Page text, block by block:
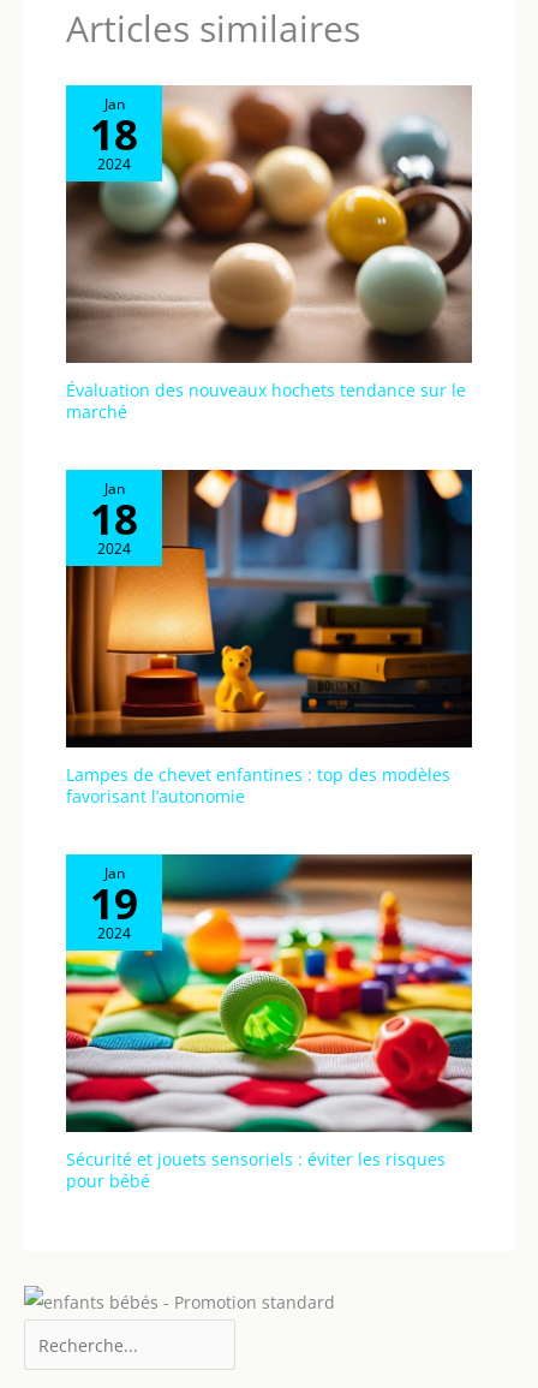
Articles similaires
Jan
18
2024
Évaluation des nouveaux hochets tendance sur le
marché
Jan
18
2024
Lampes de chevet enfantines : top des modèles
favorisant l’autonomie
Jan
19
2024
Sécurité et jouets sensoriels : éviter les risques
pour bébé